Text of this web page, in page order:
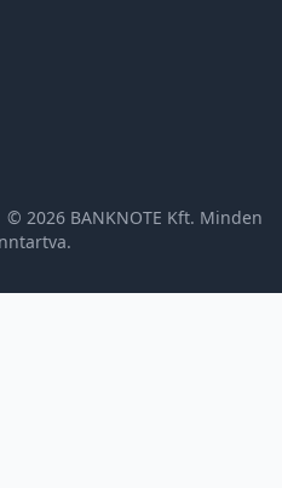
© 2026 BANKNOTE Kft. Minden